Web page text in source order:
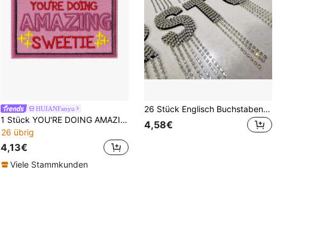
HUIANFanyu
1 Stück YOU'RE DOING AMAZING SWEETIE Hippie Punk Rock Anime Cartoon Reit-Abenteuer lustiger cooler Applikations-Aufnäher zum Aufnähen personalisiertes DIY-Kleidungszubehör Stickerei-Näh-Bügelpatch für Kleidung Hosen Dekoration Brosche Schuhe Hüte Taschen Reparatur-Patch
26 übrig
4,13€
Viele Stammkunden
26 Stück Englisch Buchstaben Fransen Krallen Strass Buchstaben Heißkleber Thermotransfer Strass Stoffaufkleber für Kleidung DIY Patch Schule
4,58€